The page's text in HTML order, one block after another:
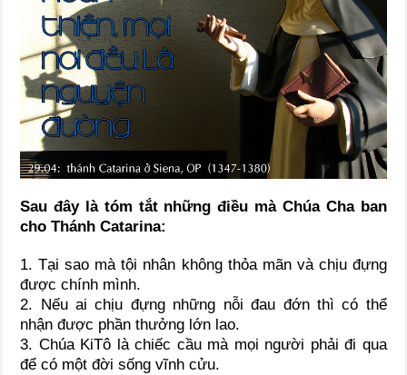
Sau đây là tóm tắt những điều mà Chúa Cha ban
cho Thánh Catarina:
1. Tại sao mà tội nhân không thỏa mãn và chịu đựng
được chính mình.
2. Nếu ai chịu đựng những nỗi đau đớn thì có thể
nhận được phần thưởng lớn lao.
3. Chúa KiTô là chiếc cầu mà mọi người phải đi qua
để có một đời sống vĩnh cửu.